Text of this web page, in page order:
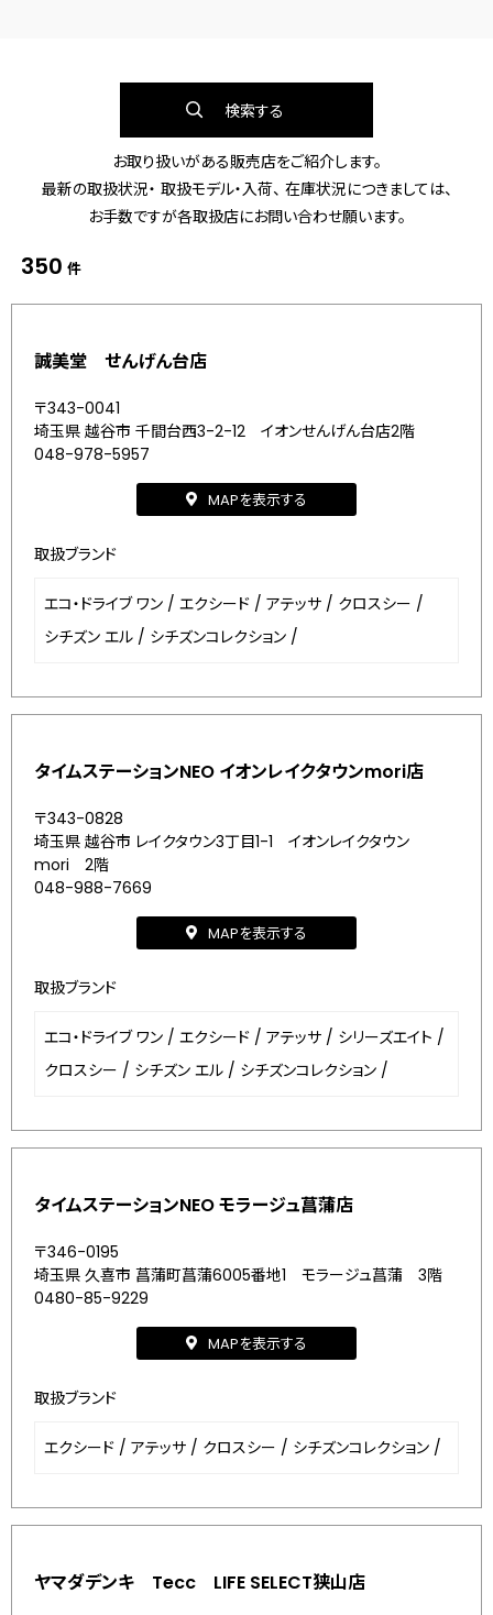
検索する
お取り扱いがある販売店をご紹介します。
最新の取扱状況・ 取扱モデル・入荷、 在庫状況につきましては、
お手数ですが各取扱店にお問い合わせ願います。
350 件
誠美堂 せんげん台店
〒343-0041
埼玉県 越谷市 千間台西3-2-12 イオンせんげん台店2階
048-978-5957
MAPを表示する
取扱ブランド
エコ・ドライブ ワン / エクシード / アテッサ / クロスシー /
シチズン エル / シチズンコレクション /
タイムステーションNEO イオンレイクタウンmori店
〒343-0828
埼玉県 越谷市 レイクタウン3丁目1-1 イオンレイクタウン
mori 2階
048-988-7669
MAPを表示する
取扱ブランド
エコ・ドライブ ワン / エクシード / アテッサ / シリーズエイト /
クロスシー / シチズン エル / シチズンコレクション /
タイムステーションNEO モラージュ菖蒲店
〒346-0195
埼玉県 久喜市 菖蒲町菖蒲6005番地1 モラージュ菖蒲 3階
0480-85-9229
MAPを表示する
取扱ブランド
エクシード / アテッサ / クロスシー / シチズンコレクション /
ヤマダデンキ Tecc LIFE SELECT狭山店